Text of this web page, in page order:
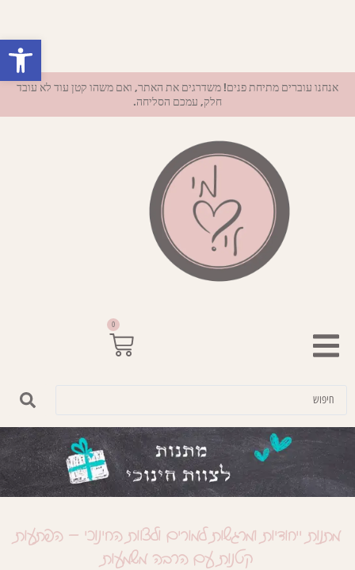
פתח
אנחנו עוברים מתיחת פנים! משדרגים את האתר, ואם משהו קטן עוד לא עובד
חלק, עמכם הסליחה.
0
מתנות ייחודיות ומרגשות למורים ולצוות החינוכי – הפתעות
קטנות עם הרבה משמעות